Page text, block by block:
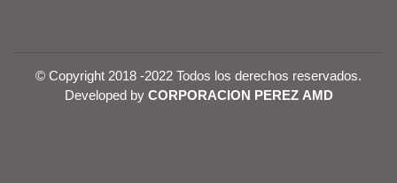
© Copyright 2018 -2022 Todos los derechos reservados.
Developed by CORPORACION PEREZ AMD